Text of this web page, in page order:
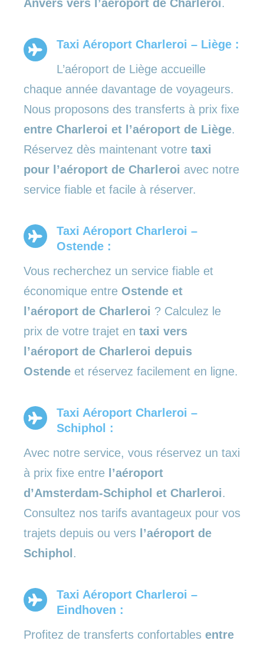
Anvers vers l’aéroport de Charleroi.
Taxi Aéroport Charleroi – Liège :
L’aéroport de Liège accueille
chaque année davantage de voyageurs.
Nous proposons des transferts à prix fixe
entre Charleroi et l’aéroport de Liège.
Réservez dès maintenant votre taxi
pour l’aéroport de Charleroi avec notre
service fiable et facile à réserver.
Taxi Aéroport Charleroi –
Ostende :
Vous recherchez un service fiable et
économique entre Ostende et
l’aéroport de Charleroi ? Calculez le
prix de votre trajet en taxi vers
l’aéroport de Charleroi depuis
Ostende et réservez facilement en ligne.
Taxi Aéroport Charleroi –
Schiphol :
Avec notre service, vous réservez un taxi
à prix fixe entre l’aéroport
d’Amsterdam-Schiphol et Charleroi.
Consultez nos tarifs avantageux pour vos
trajets depuis ou vers l’aéroport de
Schiphol .
Taxi Aéroport Charleroi –
Eindhoven :
Profitez de transferts confortables entre